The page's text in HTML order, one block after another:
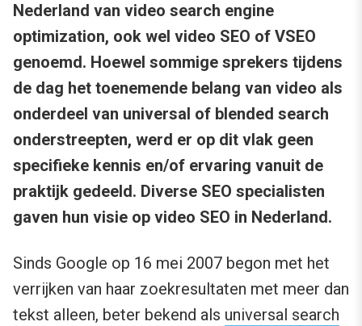
Nederland van video search engine
optimization, ook wel video SEO of VSEO
genoemd. Hoewel sommige sprekers tijdens
de dag het toenemende belang van video als
onderdeel van universal of blended search
onderstreepten, werd er op dit vlak geen
specifieke kennis en/of ervaring vanuit de
praktijk gedeeld. Diverse SEO specialisten
gaven hun visie op video SEO in Nederland.
Sinds Google op 16 mei 2007 begon met het
verrijken van haar zoekresultaten met meer dan
tekst alleen, beter bekend als universal search